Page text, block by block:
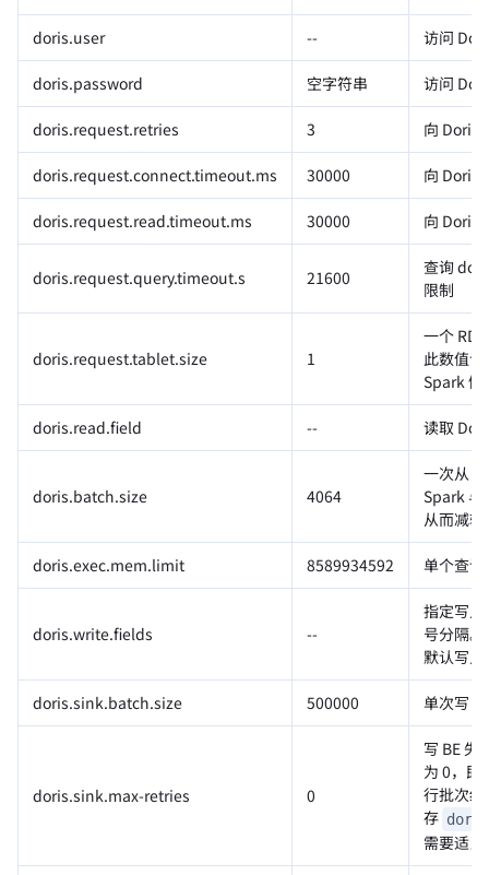
doris.user -- 访问
doris.password 空字符串 访问
doris.request.retries 3 向 Doris
doris.request.connect.timeout.ms 30000 向 Doris
doris.request.read.timeout.ms 30000 向 Doris
doris.request.query.timeout.s 21600
查询
限制
doris.request.tablet.size 1
一个
此数值
Spark 侧
doris.read.field -- 读取
doris.batch.size 4064
一次从
Spark 与
从而减
doris.exec.mem.limit 8589934592 单个查
doris.write.fields --
指定写
号分隔。
默认写
doris.sink.batch.size 500000 单次写
doris.sink.max-retries 0
写 BE 失
为 0，即
行批次
存
需要适